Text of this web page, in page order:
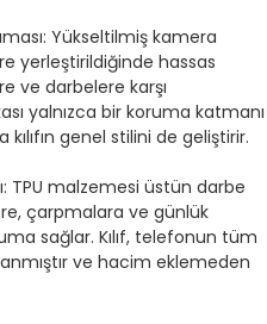
Yükseltilmiş kamera
yerleştirildiğinde hassas
ve darbelere karşı
yalnızca bir koruma katmanı
genel stilini de geliştirir.
TPU malzemesi üstün darbe
çarpmalara ve günlük
sağlar. Kılıf, telefonun tüm
ve hacim eklemeden